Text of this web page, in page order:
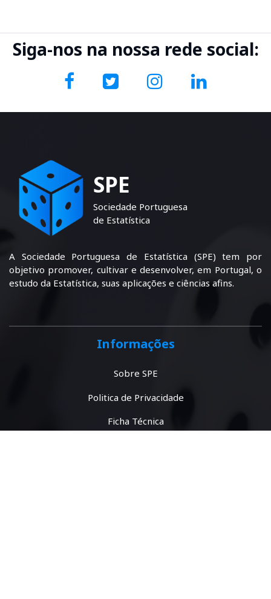
Siga-nos na nossa rede social:
SPE
Sociedade Portuguesa
de Estatística
A Sociedade Portuguesa de Estatística (SPE) tem por
objetivo promover, cultivar e desenvolver, em Portugal, o
estudo da Estatística, suas aplicações e ciências afins.
Informações
Sobre SPE
Politica de Privacidade
Ficha Técnica